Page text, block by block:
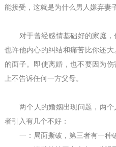
能接受，这就是为什么男人嫌弃妻
对于曾经感情基础好的家庭，
也许他内心的纠结和痛苦比你还
的面子。即使离婚，也不要因为
上不告诉任何一方父母。
两个人的婚姻出现问题，两
者引入有几个不好：
一：局面撕破，第三者有一种